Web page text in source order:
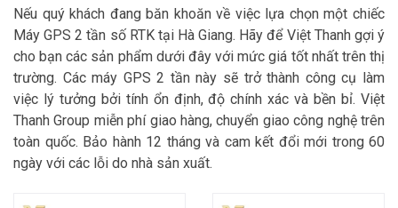
Nếu quý khách đang băn khoăn về việc lựa chọn một chiếc
Máy GPS 2 tần số RTK tại Hà Giang. Hãy để Việt Thanh gợi ý
cho bạn các sản phẩm dưới đây với mức giá tốt nhất trên thị
trường. Các máy GPS 2 tần này sẽ trở thành công cụ làm
việc lý tưởng bởi tính ổn định, độ chính xác và bền bỉ. Việt
Thanh Group miễn phí giao hàng, chuyển giao công nghệ trên
toàn quốc. Bảo hành 12 tháng và cam kết đổi mới trong 60
ngày với các lỗi do nhà sản xuất.